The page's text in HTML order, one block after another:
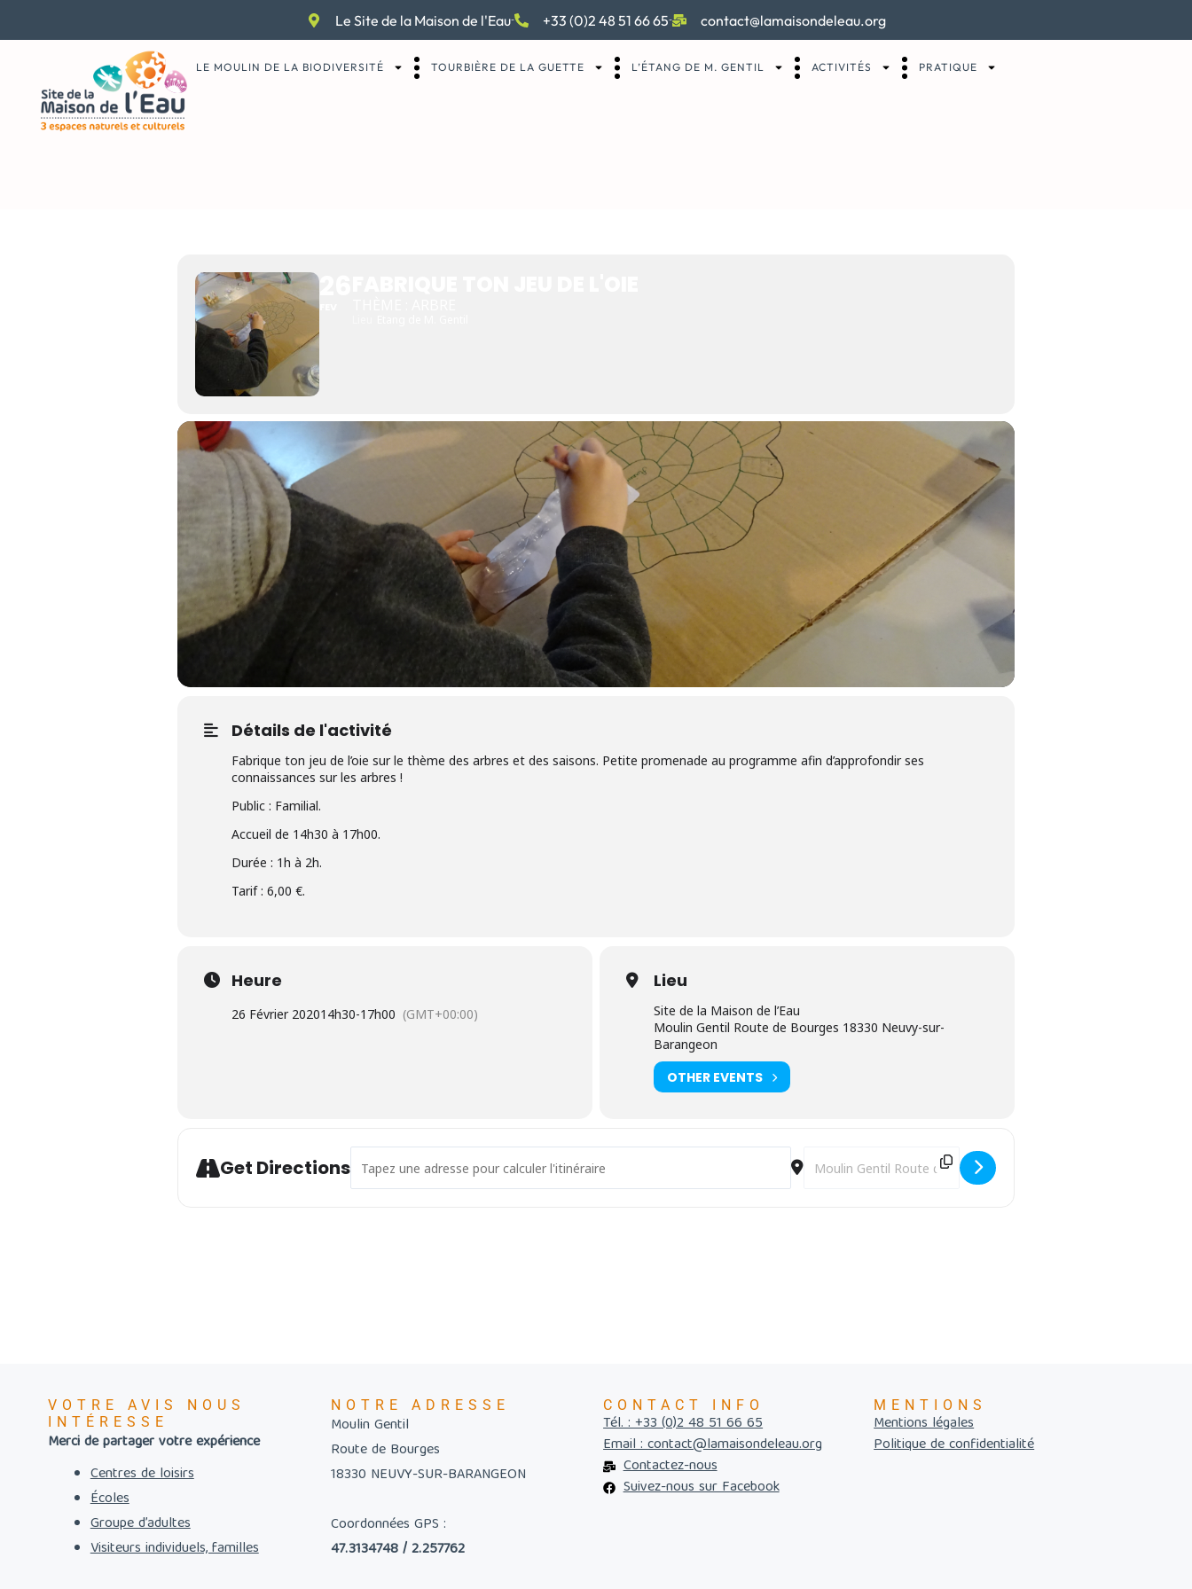
Le Site de la Maison de l'Eau +33 (0)2 48 51 66 65 contact@lamaisondeleau.org
LE MOULIN DE LA BIODIVERSITÉ TOURBIÈRE DE LA GUETTE L’ÉTANG DE M. GENTIL ACTIVITÉS PRATIQUE
Détails de l'activité
Fabrique ton jeu de l’oie sur le thème des arbres et des saisons. Petite promenade au programme afin d’approfondir ses
connaissances sur les arbres !
Public : Familial.
Accueil de 14h30 à 17h00.
Durée : 1h à 2h.
Tarif : 6,00 €.
Heure
26 Février 202014h30-17h00 (GMT+00:00)
Lieu
Site de la Maison de l’Eau
Moulin Gentil Route de Bourges 18330 Neuvy-sur-
Barangeon
OTHER EVENTS
Get Directions Destination Address - Fabrique ton jeu de l'oie [Sosg1tegD]
VOTRE AVIS NOUS
INTÉRESSE
Merci de partager votre expérience
Centres de loisirs
Écoles
Groupe d’adultes
Visiteurs individuels, familles
NOTRE ADRESSE
Moulin Gentil
Route de Bourges
18330 NEUVY-SUR-BARANGEON
Coordonnées GPS :
47.3134748 / 2.257762
CONTACT INFO
Tél. : +33 (0)2 48 51 66 65
Email : contact@lamaisondeleau.org
Contactez-nous
Suivez-nous sur Facebook
MENTIONS
Mentions légales
Politique de confidentialité